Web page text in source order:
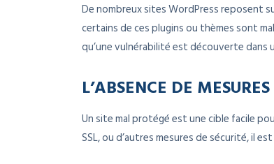
De nombreux sites WordPress reposent
certains de ces plugins ou thèmes sont
qu’une vulnérabilité est découverte dans
L’ABSENCE DE
Un site mal protégé est une cible facile
SSL, ou d’autres mesures de sécurité, il